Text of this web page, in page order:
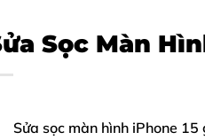
Sọc Màn
Sửa sọc màn hình iPhone